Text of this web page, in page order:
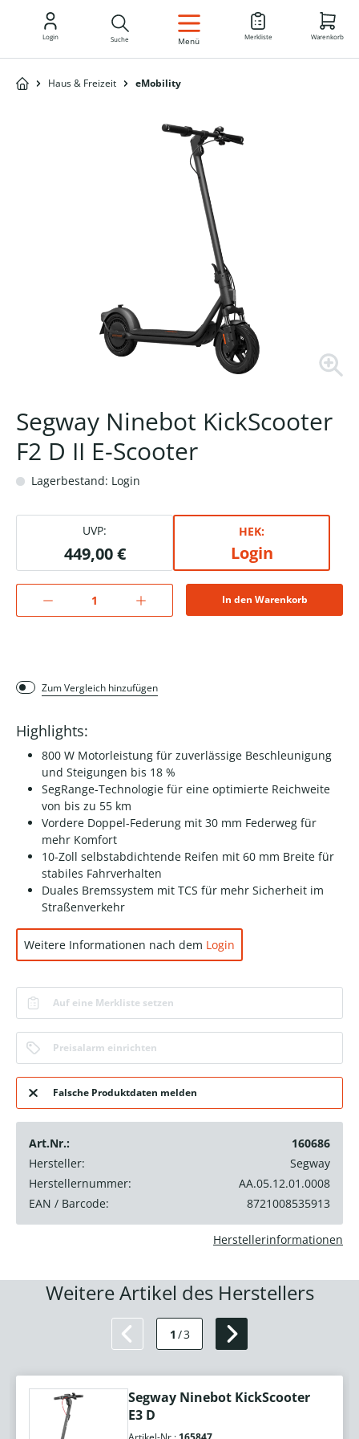
DE
Login Suche Menü Merkliste Warenkorb
Haus & Freizeit eMobility
Segway Ninebot KickScooter
F2 D II E-Scooter
Lagerbestand: Login
UVP:
449,00 €
HEK:
Login
In den Warenkorb
Zum Vergleich hinzufügen
Highlights:
800 W Motorleistung für zuverlässige Beschleunigung
und Steigungen bis 18 %
SegRange-Technologie für eine optimierte Reichweite
von bis zu 55 km
Vordere Doppel-Federung mit 30 mm Federweg für
mehr Komfort
10-Zoll selbstabdichtende Reifen mit 60 mm Breite für
stabiles Fahrverhalten
Duales Bremssystem mit TCS für mehr Sicherheit im
Straßenverkehr
Weitere Informationen nach dem Login
Auf eine Merkliste setzen
Preisalarm einrichten
Falsche Produktdaten melden
Art.Nr.:
160686
Hersteller:
Segway
Herstellernummer:
AA.05.12.01.0008
EAN / Barcode:
8721008535913
Herstellerinformationen
Weitere Artikel des Herstellers
1 /3
Segway Ninebot KickScooter
E3 D